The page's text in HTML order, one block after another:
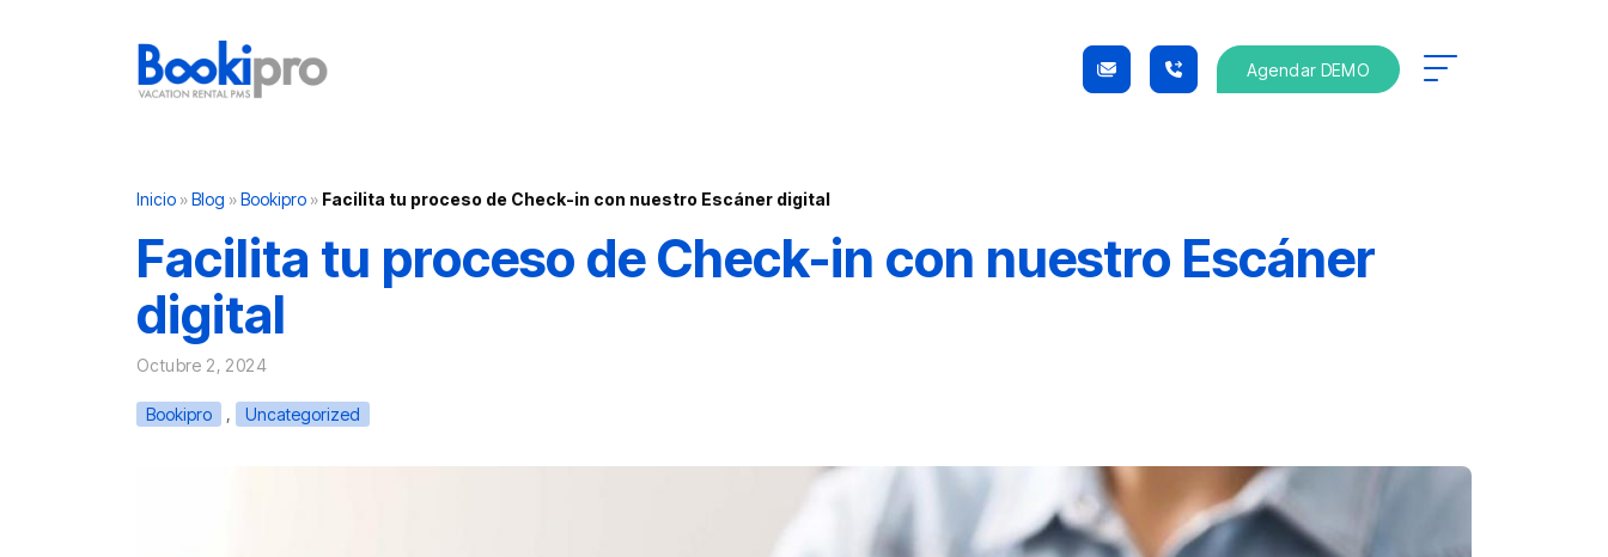
Agendar DEMO
Inicio »Blog »Bookipro » Facilita tu proceso de Check-in con nuestro Escáner digital
Facilita tu proceso de Check-in con nuestro Escáner
digital
Octubre 2, 2024
Bookipro , Uncategorized